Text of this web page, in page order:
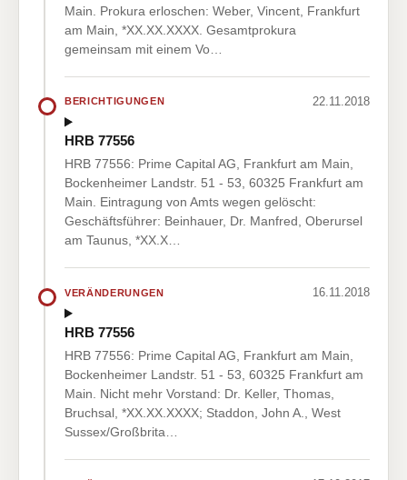
Main. Prokura erloschen: Weber, Vincent, Frankfurt
am Main, *XX.XX.XXXX. Gesamtprokura
gemeinsam mit einem Vo…
BERICHTIGUNGEN 22.11.2018
HRB 77556
HRB 77556: Prime Capital AG, Frankfurt am Main,
Bockenheimer Landstr. 51 - 53, 60325 Frankfurt am
Main. Eintragung von Amts wegen gelöscht:
Geschäftsführer: Beinhauer, Dr. Manfred, Oberursel
am Taunus, *XX.X…
VERÄNDERUNGEN 16.11.2018
HRB 77556
HRB 77556: Prime Capital AG, Frankfurt am Main,
Bockenheimer Landstr. 51 - 53, 60325 Frankfurt am
Main. Nicht mehr Vorstand: Dr. Keller, Thomas,
Bruchsal, *XX.XX.XXXX; Staddon, John A., West
Sussex/Großbrita…